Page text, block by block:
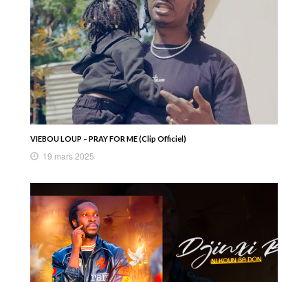
VIEBOU LOUP – PRAY FOR ME (Clip Officiel)
19 mars 2025